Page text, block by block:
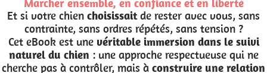
Marcher ensemble, en confiance et en liberté
Et si votre chien choisissaitde rester avec vous, sans
contrainte, sans ordres répétés, sans tension ?
Cet eBook est une véritable immersion dans le suivi
naturel du chien : une approche respectueuse qui ne
cherche pas à contrôler, mais à construire une relation